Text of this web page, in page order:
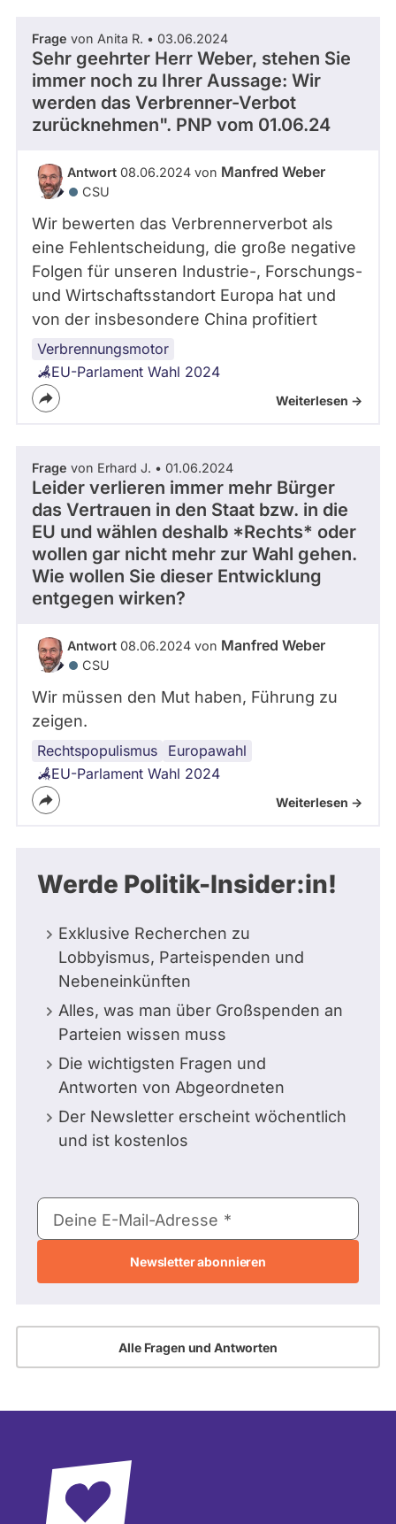
Frage von Anita R. • 03.06.2024
Sehr geehrter Herr Weber, stehen Sie
immer noch zu Ihrer Aussage: Wir
werden das Verbrenner-Verbot
zurücknehmen". PNP vom 01.06.24
Antwort 08.06.2024 von Manfred Weber
CSU
Wir bewerten das Verbrennerverbot als
eine Fehlentscheidung, die große negative
Folgen für unseren Industrie-, Forschungs-
und Wirtschaftsstandort Europa hat und
von der insbesondere China profitiert
Verbrennungsmotor
EU-Parlament Wahl 2024
Weiterlesen ->
Frage von Erhard J. • 01.06.2024
Leider verlieren immer mehr Bürger
das Vertrauen in den Staat bzw. in die
EU und wählen deshalb *Rechts* oder
wollen gar nicht mehr zur Wahl gehen.
Wie wollen Sie dieser Entwicklung
entgegen wirken?
Antwort 08.06.2024 von Manfred Weber
CSU
Wir müssen den Mut haben, Führung zu
zeigen.
Rechtspopulismus Europawahl
CDU
Wahlbeteiligung
EU-Parlament Wahl 2024
Weiterlesen ->
Werde Politik-Insider:in!
Exklusive Recherchen zu
Lobbyismus, Parteispenden und
Nebeneinkünften
Alles, was man über Großspenden an
Parteien wissen muss
Die wichtigsten Fragen und
Antworten von Abgeordneten
Der Newsletter erscheint wöchentlich
und ist kostenlos
E-
Mail-
Deine E-Mail-Adresse
Alle Fragen und Antworten